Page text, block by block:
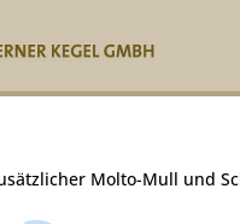
Molto-Mull und